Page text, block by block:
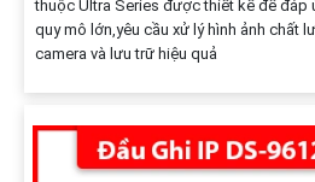
thuộc Ultra Series được thiết kế để đáp
quy mô lớn,yêu cầu xử lý hình ảnh chất
camera và lưu trữ hiệu quả